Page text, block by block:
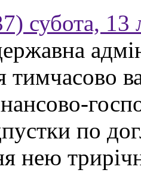
субота, 13
тимчасово
по
нею